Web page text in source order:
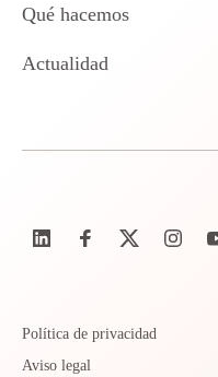
Qué hacemos
Actualidad
Política de privacidad
Aviso legal